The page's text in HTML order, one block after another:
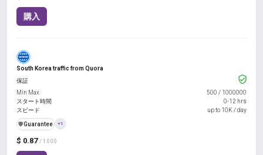
購入
South Korea traffic from Quora
$ 0.87 / 1000
保証
Min Max
500 / 1000000
スタート時間
0-12 hrs
スピード
up to 10K / day
️🛡️Guarantee +1